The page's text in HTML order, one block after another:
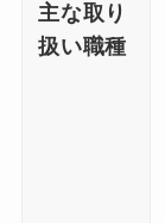
主な取り
扱い職種